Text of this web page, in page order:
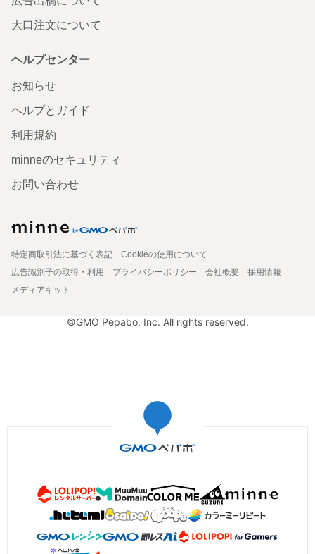
大口注文について
ヘルプセンター
お知らせ
ヘルプとガイド
利用規約
minneのセキュリティ
お問い合わせ
特定商取引法に基づく表記
Cookieの使用について
広告識別子の取得・利用
プライバシーポリシー 会社概要
採用情報
メディアキット
©GMO Pepabo, Inc. All rights reserved.